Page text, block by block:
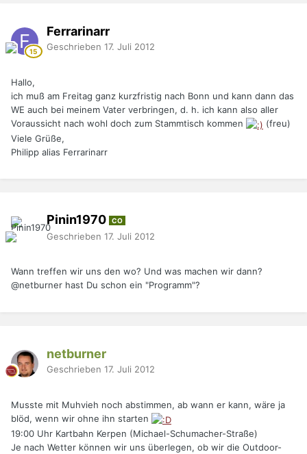
Ferrarinarr
Geschrieben 17. Juli 2012
Hallo,
ich muß am Freitag ganz kurzfristig nach Bonn und kann dann das
WE auch bei meinem Vater verbringen, d. h. ich kann also aller
Voraussicht nach wohl doch zum Stammtisch kommen
(freu)
Viele Grüße,
Philipp alias Ferrarinarr
Pinin1970 CO
Geschrieben 17. Juli 2012
Wann treffen wir uns den wo? Und was machen wir dann?
@netburner hast Du schon ein "Programm"?
netburner
Geschrieben 17. Juli 2012
Musste mit Muhvieh noch abstimmen, ab wann er kann, wäre ja
blöd, wenn wir ohne ihn starten
19:00 Uhr Kartbahn Kerpen (Michael-Schumacher-Straße)
Je nach Wetter können wir uns überlegen, ob wir die Outdoor-